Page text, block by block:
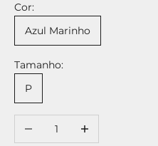
Cor:
Azul Marinho
Tamanho:
P
Diminuir quantidade
Aumentar